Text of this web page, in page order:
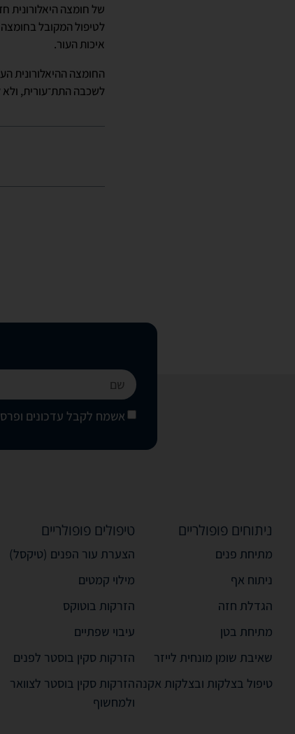
של חומצה היאלורונית
לטיפול המקובל
איכות העור.
החומצה ההיאלורונית
לשכבה התת־עורית, ולא
אשמח לקבל עדכונים
ניתוחים פופולריים
מתיחת פנים
ניתוח אף
הגדלת חזה
מתיחת בטן
שאיבת שומן מונחית לייזר
טיפול בצלקות ובצלקות אקנה
טיפולים פופולריים
הצערת עור הפנים (טיקסל)
מילוי קמטים
הזרקות בוטוקס
עיבוי שפתיים
הזרקות סקין בוסטר לפנים
הזרקות סקין בוסטר לצוואר
ולמחשוף